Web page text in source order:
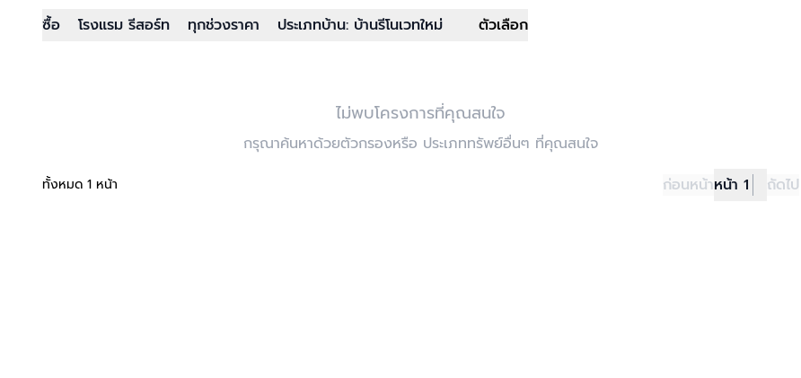
ซื้อ โรงแรม รีสอร์ท ทุกช่วงราคา ประเภทบ้าน: บ้านรีโนเวทใหม่ ตัวเลือก
ไม่พบโครงการที่คุณสนใจ
กรุณาค้นหาด้วยตัวกรองหรือ ประเภททรัพย์อื่นๆ ที่คุณสนใจ
ทั้งหมด 1 หน้า ก่อนหน้าหน้า 1 ถัดไป